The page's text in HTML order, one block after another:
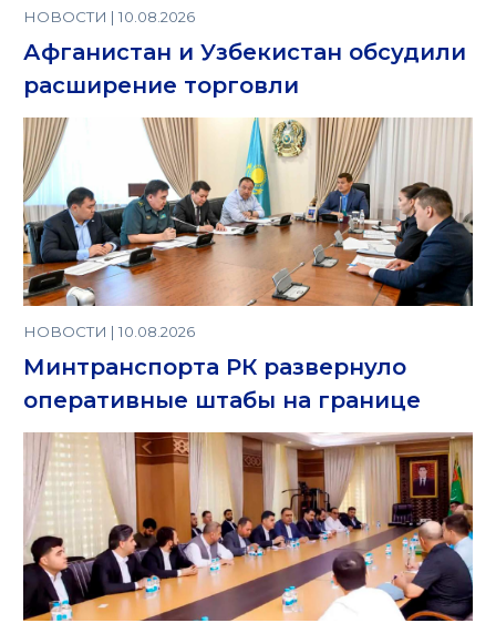
НОВОСТИ | 10.08.2026
Афганистан и Узбекистан обсудили
расширение торговли
НОВОСТИ | 10.08.2026
Минтранспорта РК развернуло
оперативные штабы на границе